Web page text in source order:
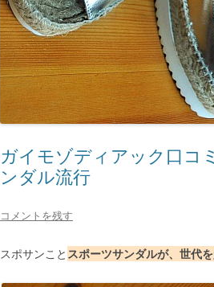
ガイモゾディアック口コ
ンダル流行
コメントを残す
スポサンこと スポーツサンダルが、世代